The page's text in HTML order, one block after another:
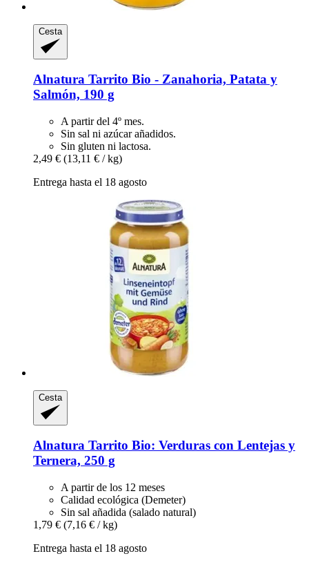
Cesta
Alnatura Tarrito Bio -​ Zanahoria, Patata y
Salmón, 190 g
A partir del 4º mes.
Sin sal ni azúcar añadidos.
Sin gluten ni lactosa.
2,49 € (13,11 € / kg)
Entrega hasta el 18 agosto
Cesta
Alnatura Tarrito Bio: Verduras con Lentejas y
Ternera, 250 g
A partir de los 12 meses
Calidad ecológica (Demeter)
Sin sal añadida (salado natural)
1,79 € (7,16 € / kg)
Entrega hasta el 18 agosto